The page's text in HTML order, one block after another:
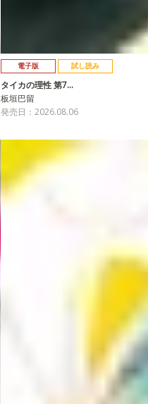
電子版 試し読み
タイカの理性 第7…
板垣巴留
発売日：2026.08.06